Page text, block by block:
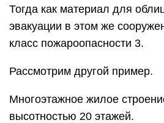
Тогда как материал для
эвакуации в этом же
класс пожароопасности 3.
Рассмотрим другой пример.
Многоэтажное жилое
высотностью 20 этажей.